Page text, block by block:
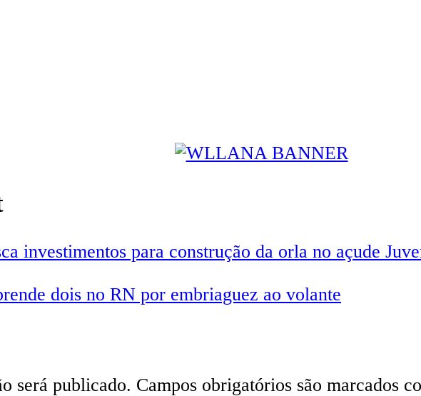
investimentos para construção da orla no açude
dois no RN por embriaguez ao volante
será publicado. Campos obrigatórios são marcados